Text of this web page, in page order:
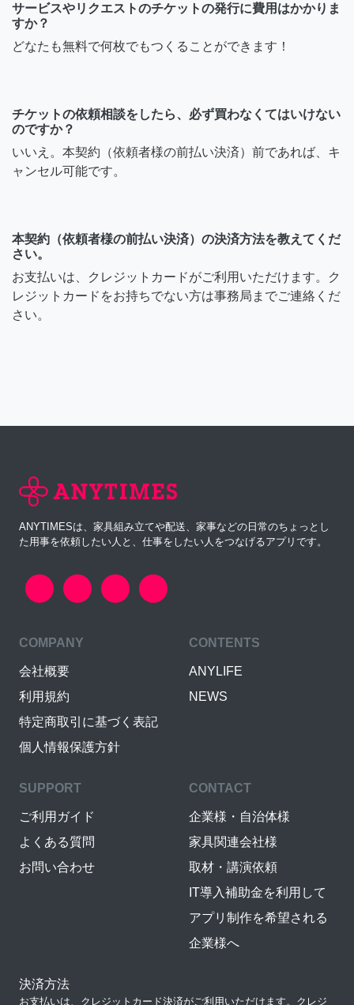
サービスやリクエストのチケットの発行に費用はかかりま
すか？
どなたも無料で何枚でもつくることができます！
チケットの依頼相談をしたら、必ず買わなくてはいけない
のですか？
いいえ。本契約（依頼者様の前払い決済）前であれば、キ
ャンセル可能です。
本契約（依頼者様の前払い決済）の決済方法を教えてくだ
さい。
お支払いは、クレジットカードがご利用いただけます。ク
レジットカードをお持ちでない方は事務局までご連絡くだ
さい。
ANYTIMESは、家具組み立てや配送、家事などの日常のちょっとし
た用事を依頼したい人と、仕事をしたい人をつなげるアプリです。
COMPANY
会社概要
利用規約
特定商取引に基づく表記
個人情報保護方針
CONTENTS
ANYLIFE
NEWS
SUPPORT
ご利用ガイド
よくある質問
お問い合わせ
CONTACT
企業様・自治体様
家具関連会社様
取材・講演依頼
IT導入補助金を利用して
アプリ制作を希望される
企業様へ
決済方法
お支払いは、クレジットカード決済がご利用いただけます。クレジ